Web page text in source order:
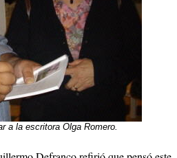
a la escritora Olga Romero.